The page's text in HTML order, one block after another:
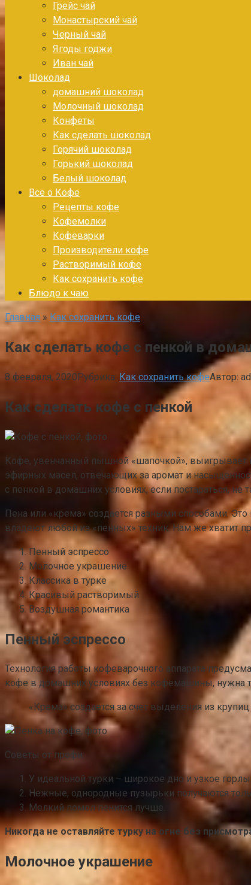
Грейс чай
Монастырский чай
Черный чай
Ягоды годжи
Иван чай
Шоколад
домашний шоколад
Молочный шоколад
Конфеты
Как сделать шоколад
Горячий шоколад
Горький шоколад
Белый шоколад
Все о Кофе
Рецепты кофе
Кофемолки
Кофеварки
Производители кофе
Растворимый кофе
Как сохранить кофе
Блюдо к чаю
Главная » Как сохранить кофе
Как сделать кофе с пенкой в
8 февраля, 2020Рубрика: Как сохранить кофеАвтор:
Как сделать кофе с пенкой
Кофе, увенчанный пышной «шапочкой», выигрывает
эфирных масел, отвечающих за аромат и
с пенкой в домашних условиях, если постараться, не
Пена или «крема» создается разными способами.
владеют любой из «пенных» техник. Нам же хватит
Пенный эспрессо
Молочное украшение
Классика в турке
Красивый растворимый
Воздушная романтика
Пенный эспрессо
Технология работы кофеварочного аппарата
кофе в домашних условиях без кофемашины, нужна
«Крема» создается за счет выделения из
Советы от профи:
У идеальной турки – широкое дно и узкое
Нежные, однородные пузырьки получаются
Мелкий помол пенится лучше.
Никогда не оставляйте турку на огне без
Молочное украшение